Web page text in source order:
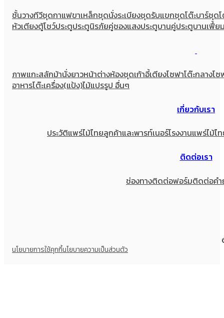
ชั้นวางทีวีชุดกาแฟขาเหล็กชุดนั่งระเบียงชุดรับแขกชุดโต๊ะบาร์ชุดโ
หัวเตียงตู้โชว์ประตูประตูนิรภัยคู่ชองแสงประตูบานคู่ประตูบานเฟี้ย
ภาพแกะสลักม้านั่งยาวหน้าต่างห้องชุดเก้าอี้เตียงโซฟาโต๊ะกลางโซ
อาหารโต๊ะเครื่อง(แป้ง)ไม้แปรรูป อื่นๆ
เกี่ยวกับเรา
ประวัติแพร่ไม้ไทยลูกค้าและพารท์เนอร์โรงงานแพร่ไม้ไ
ติดต่อเรา
ช่องทางติดต่อฟอร์มติดต่อค
นโยบายการใช้คุกกี้นโยบายความเป็นส่วนตัว